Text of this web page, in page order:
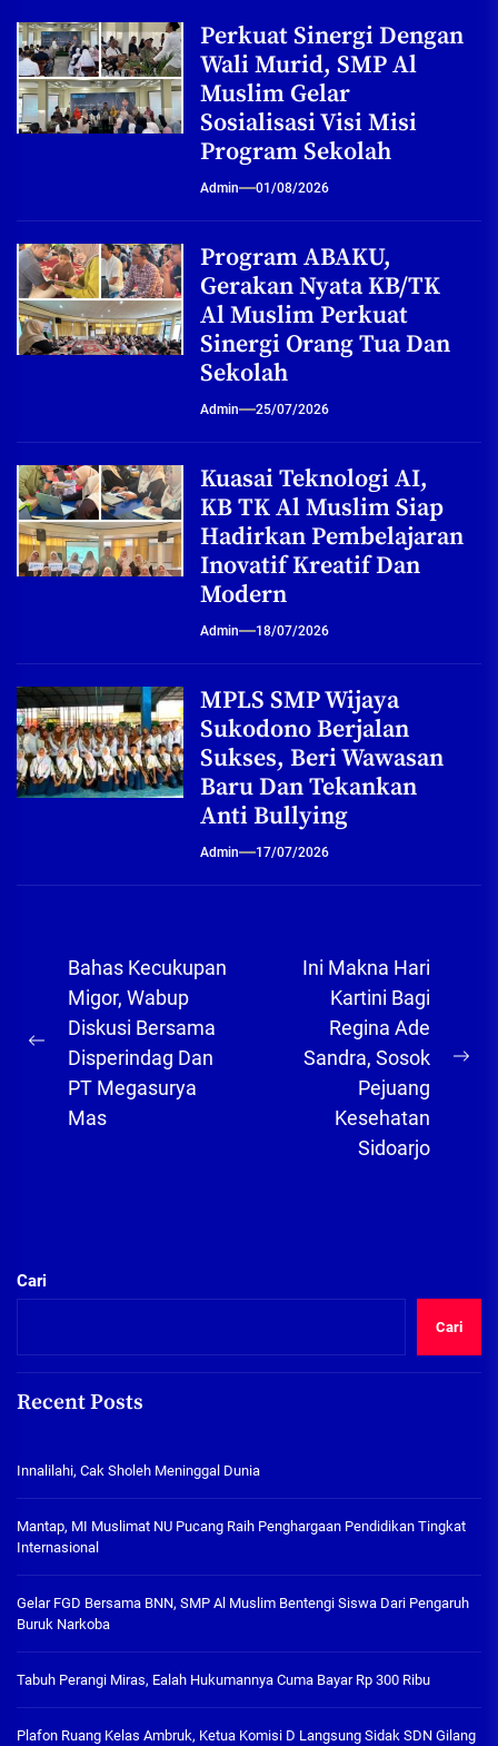
Perkuat Sinergi Dengan
Wali Murid, SMP Al
Muslim Gelar
Sosialisasi Visi Misi
Program Sekolah
Admin 01/08/2026
Program ABAKU,
Gerakan Nyata KB/TK
Al Muslim Perkuat
Sinergi Orang Tua Dan
Sekolah
Admin 25/07/2026
Kuasai Teknologi AI,
KB TK Al Muslim Siap
Hadirkan Pembelajaran
Inovatif Kreatif Dan
Modern
Admin 18/07/2026
MPLS SMP Wijaya
Sukodono Berjalan
Sukses, Beri Wawasan
Baru Dan Tekankan
Anti Bullying
Admin 17/07/2026
Navigasi
pos
Previous
post:
Bahas Kecukupan
Migor, Wabup
Diskusi Bersama
Disperindag Dan
PT Megasurya
Mas
Ini Makna Hari
Kartini Bagi
Regina Ade
Sandra, Sosok
Pejuang
Kesehatan
Sidoarjo
Cari
Cari
Recent Posts
Innalilahi, Cak Sholeh Meninggal Dunia
Mantap, MI Muslimat NU Pucang Raih Penghargaan Pendidikan Tingkat
Internasional
Gelar FGD Bersama BNN, SMP Al Muslim Bentengi Siswa Dari Pengaruh
Buruk Narkoba
Tabuh Perangi Miras, Ealah Hukumannya Cuma Bayar Rp 300 Ribu
Plafon Ruang Kelas Ambruk, Ketua Komisi D Langsung Sidak SDN Gilang